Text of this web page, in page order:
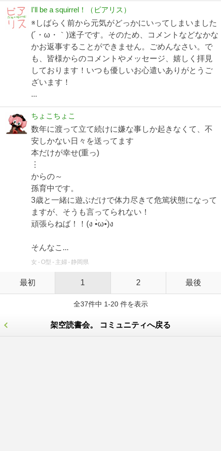
I'll be a squirrel！（ビアリス）
※しばらく前から元気がどっかにいってしまいました
(´・ω・｀)迷子です。そのため、コメントなどなかな
かお返事することができません。ごめんなさい。で
も、皆様からのコメントやメッセージ、嬉しく拝見
しております！いつも優しいお心遣いありがとうご
ざいます！
...
ちょこちょこ
数年に渡って立て続けに嫌な事しか起きなくて、不
安しかない日々を送ってます
本だけが幸せ(重っ)
⋮
からの～
孫育中です。
3歳と一緒に遊ぶだけで体力尽きて危篤状態になって
ますが、そうも言ってられない！
頑張らねば！！(ง •̀ω•́)ง
そんなこ...
女 O型 主婦 静岡県
最初 1 2 最後
全37件中 1-20 件を表示
架空読書会。 コミュニティへ戻る